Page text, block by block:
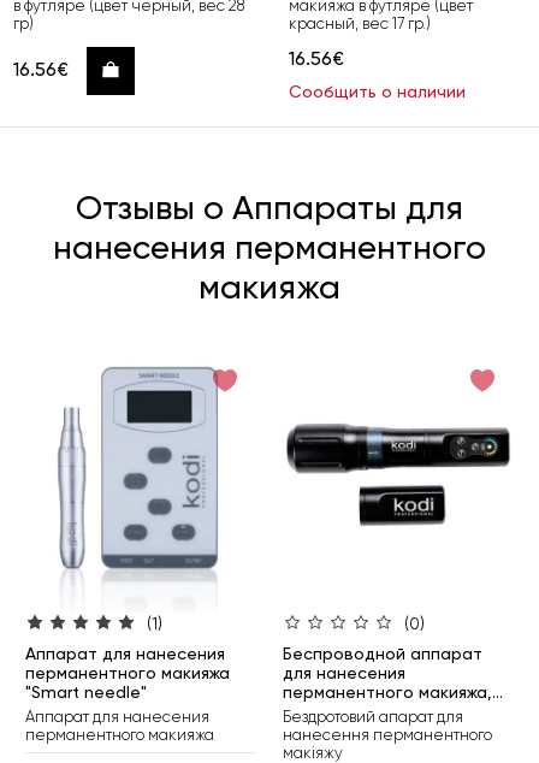
в футляре (цвет черный, вес 28
гр)
16.56€ Купить
макияжа в футляре (цвет
красный, вес 17 гр.)
16.56€
Сообщить о наличии
Отзывы о Аппараты для
нанесения перманентного
макияжа
(1)
Аппарат для нанесения
перманентного макияжа
"Smart needle"
Аппарат для нанесения
перманентного макияжа
(0)
Беспроводной аппарат
для нанесения
перманентного макияжа,
тату и мини-тату RP-384
Бездротовий апарат для
нанесення перманентного
макіяжу